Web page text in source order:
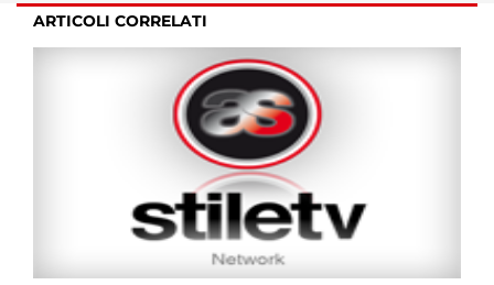
ARTICOLI CORRELATI